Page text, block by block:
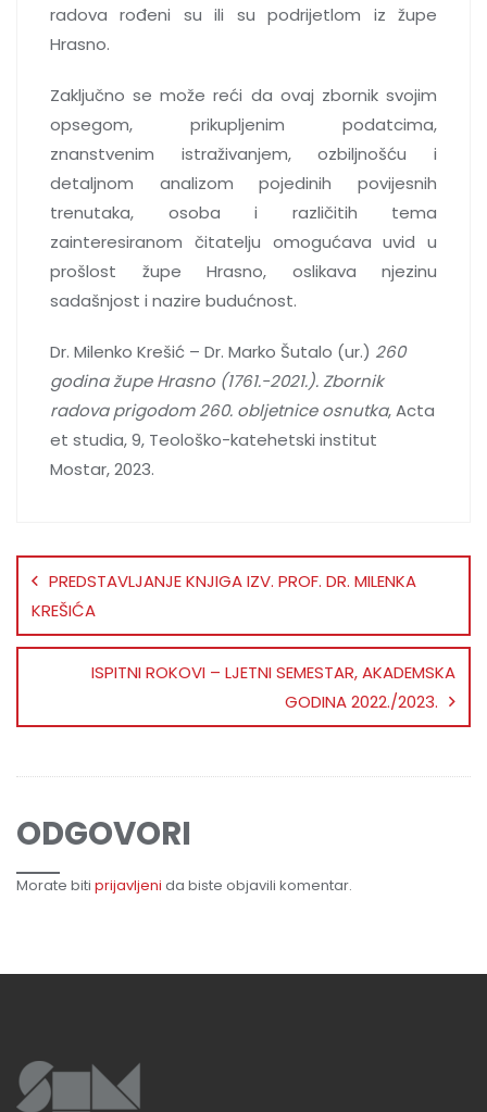
radova rođeni su ili su podrijetlom iz župe
Hrasno.
Zaključno se može reći da ovaj zbornik svojim
opsegom, prikupljenim podatcima,
znanstvenim istraživanjem, ozbiljnošću i
detaljnom analizom pojedinih povijesnih
trenutaka, osoba i različitih tema
zainteresiranom čitatelju omogućava uvid u
prošlost župe Hrasno, oslikava njezinu
sadašnjost i nazire budućnost.
Dr. Milenko Krešić – Dr. Marko Šutalo (ur.) 260
godina župe Hrasno (1761.-2021.).Zbornik
radova prigodom 260. obljetnice osnutka, Acta
et studia, 9, Teološko-katehetski institut
Mostar, 2023.
PREDSTAVLJANJE KNJIGA IZV. PROF. DR. MILENKA
KREŠIĆA
ISPITNI ROKOVI – LJETNI SEMESTAR, AKADEMSKA
GODINA 2022./2023.
ODGOVORI
Morate biti prijavljeni da biste objavili komentar.